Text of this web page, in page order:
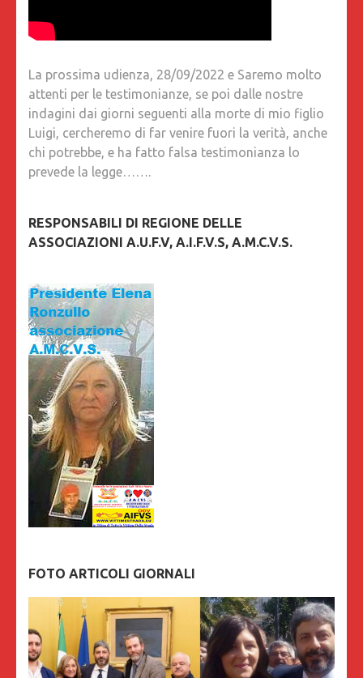
La prossima udienza, 28/09/2022 e Saremo molto
attenti per le testimonianze, se poi dalle nostre
indagini dai giorni seguenti alla morte di mio figlio
Luigi, cercheremo di far venire fuori la verità, anche
chi potrebbe, e ha fatto falsa testimonianza lo
prevede la legge…….
RESPONSABILI DI REGIONE DELLE
ASSOCIAZIONI A.U.F.V, A.I.F.V.S, A.M.C.V.S.
FOTO ARTICOLI GIORNALI